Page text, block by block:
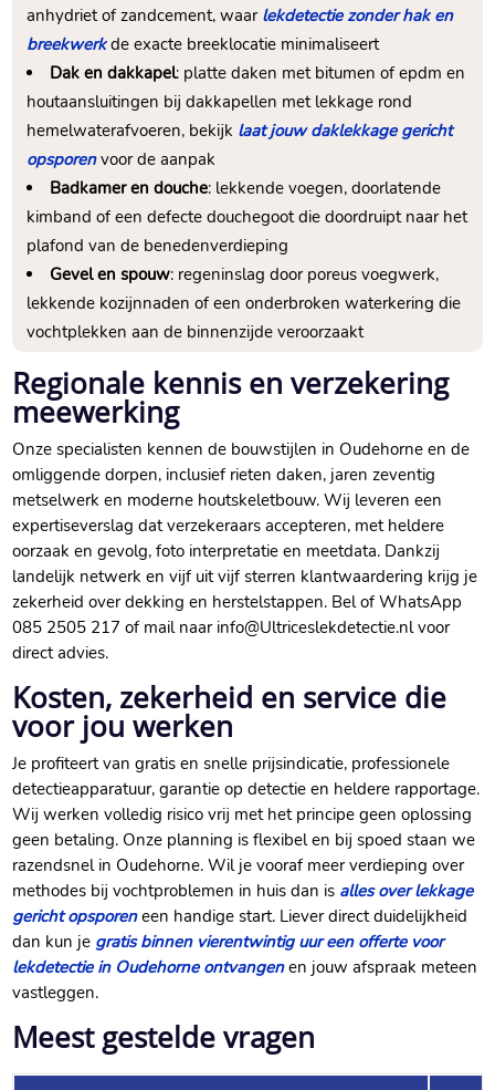
anhydriet of zandcement, waar lekdetectie zonder hak en
breekwerkde exacte breeklocatie minimaliseert
Dak en dakkapel: platte daken met bitumen of epdm en
houtaansluitingen bij dakkapellen met lekkage rond
hemelwaterafvoeren, bekijk laat jouw daklekkage gericht
opsporenvoor de aanpak
Badkamer en douche: lekkende voegen, doorlatende
kimband of een defecte douchegoot die doordruipt naar het
plafond van de benedenverdieping
Gevel en spouw: regeninslag door poreus voegwerk,
lekkende kozijnnaden of een onderbroken waterkering die
vochtplekken aan de binnenzijde veroorzaakt
Regionale kennis en verzekering
meewerking
Onze specialisten kennen de bouwstijlen in Oudehorne en de
omliggende dorpen, inclusief rieten daken, jaren zeventig
metselwerk en moderne houtskeletbouw. Wij leveren een
expertiseverslag dat verzekeraars accepteren, met heldere
oorzaak en gevolg, foto interpretatie en meetdata. Dankzij
landelijk netwerk en vijf uit vijf sterren klantwaardering krijg je
zekerheid over dekking en herstelstappen. Bel of WhatsApp
085 2505 217 of mail naar info@Ultriceslekdetectie.nl voor
direct advies.
Kosten, zekerheid en service die
voor jou werken
Je profiteert van gratis en snelle prijsindicatie, professionele
detectieapparatuur, garantie op detectie en heldere rapportage.
Wij werken volledig risico vrij met het principe geen oplossing
geen betaling. Onze planning is flexibel en bij spoed staan we
razendsnel in Oudehorne. Wil je vooraf meer verdieping over
methodes bij vochtproblemen in huis dan is alles over lekkage
gericht opsporeneen handige start. Liever direct duidelijkheid
dan kun je gratis binnen vierentwintig uur een offerte voor
lekdetectie in Oudehorne ontvangenen jouw afspraak meteen
vastleggen.
Meest gestelde vragen